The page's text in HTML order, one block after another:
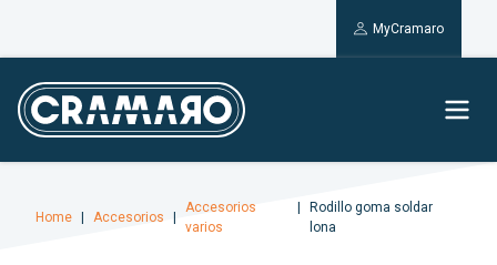
MyCramaro
Home Accesorios
Accesorios
varios
Rodillo goma soldar
lona